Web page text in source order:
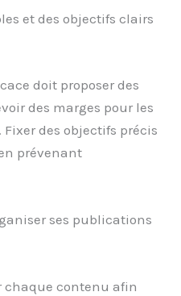
et des objectifs clairs
doit proposer des
des marges pour les
des objectifs précis
prévenant
ses publications
contenu afin